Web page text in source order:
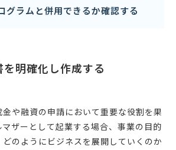
グラムと併用できるか確認する
明確化し作成する
や融資の申請において重要な役割を果
ザーとして起業する場合、事業の目的
のようにビジネスを展開していくのか